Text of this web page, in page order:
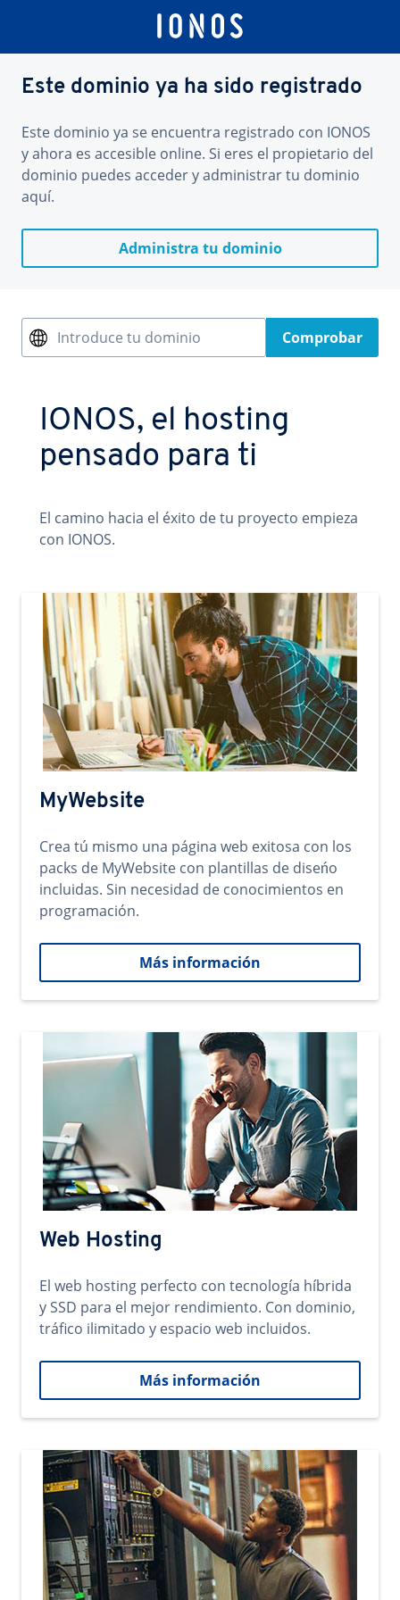
Este dominio ya ha sido registrado
Este dominio ya se encuentra registrado con IONOS
y ahora es accesible online. Si eres el propietario del
dominio puedes acceder y administrar tu dominio
aquí.
Administra tu dominio
Introduce tu dominio Comprobar
IONOS, el hosting
pensado para ti
El camino hacia el éxito de tu proyecto empieza
con IONOS.
MyWebsite
Crea tú mismo una página web exitosa con los
packs de MyWebsite con plantillas de diseńo
incluidas. Sin necesidad de conocimientos en
programación.
Más información
Web Hosting
El web hosting perfecto con tecnología híbrida
y SSD para el mejor rendimiento. Con dominio,
tráfico ilimitado y espacio web incluidos.
Más información